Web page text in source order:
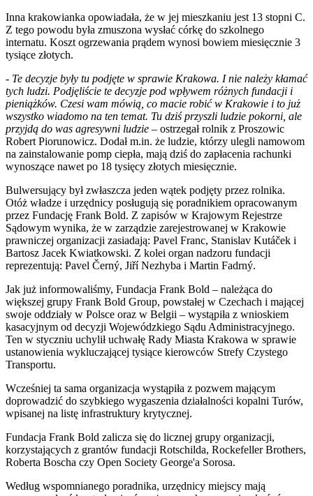
Inna krakowianka opowiadała, że w jej mieszkaniu jest 13 stopni C.
Z tego powodu była zmuszona wysłać córkę do szkolnego
internatu. Koszt ogrzewania prądem wynosi bowiem miesięcznie 3
tysiące złotych.
- Te decyzje były tu podjęte w sprawie Krakowa. I nie należy kłamać
tych ludzi. Podjęliście te decyzje pod wpływem różnych fundacji i
pieniążków. Czesi wam mówią, co macie robić w Krakowie i to już
wszystko wiadomo na ten temat. Tu dziś przyszli ludzie pokorni, ale
przyjdą do was agresywni ludzie – ostrzegał rolnik z Proszowic
Robert Piorunowicz. Dodał m.in. że ludzie, którzy ulegli namowom
na zainstalowanie pomp ciepła, mają dziś do zapłacenia rachunki
wynoszące nawet po 18 tysięcy złotych miesięcznie.
Bulwersujący był zwłaszcza jeden wątek podjęty przez rolnika.
Otóż władze i urzędnicy posługują się poradnikiem opracowanym
przez Fundację Frank Bold. Z zapisów w Krajowym Rejestrze
Sądowym wynika, że w zarządzie zarejestrowanej w Krakowie
prawniczej organizacji zasiadają: Pavel Franc, Stanislav Kutáček i
Bartosz Jacek Kwiatkowski. Z kolei organ nadzoru fundacji
reprezentują: Pavel Černý, Jiří Nezhyba i Martin Fadrný.
Jak już informowaliśmy, Fundacja Frank Bold – należąca do
większej grupy Frank Bold Group, powstałej w Czechach i mającej
swoje oddziały w Polsce oraz w Belgii – wystąpiła z wnioskiem
kasacyjnym od decyzji Wojewódzkiego Sądu Administracyjnego.
Ten w styczniu uchylił uchwałę Rady Miasta Krakowa w sprawie
ustanowienia wykluczającej tysiące kierowców Strefy Czystego
Transportu.
Wcześniej ta sama organizacja wystąpiła z pozwem mającym
doprowadzić do szybkiego wygaszenia działalności kopalni Turów,
wpisanej na listę infrastruktury krytycznej.
Fundacja Frank Bold zalicza się do licznej grupy organizacji,
korzystających z grantów fundacji Rotschilda, Rockefeller Brothers,
Roberta Boscha czy Open Society George'a Sorosa.
Według wspomnianego poradnika, urzędnicy miejscy mają